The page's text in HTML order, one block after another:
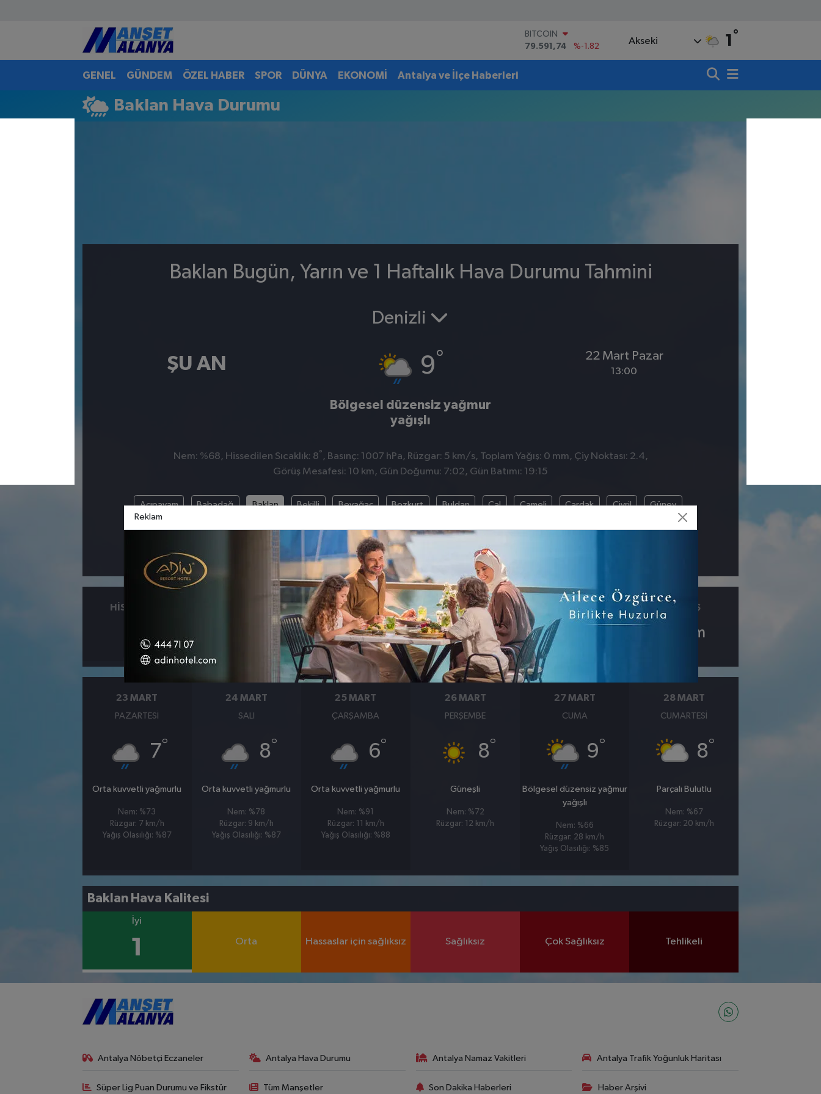
BITCOIN
79.591,74
%-1.82
DOLAR
Akseki 1 °
GENEL GÜNDEM ÖZEL HABER SPOR DÜNYA EKONOMİ Antalya ve İlçe Haberleri
Baklan Hava Durumu
Baklan Bugün, Yarın ve 1 Haftalık Hava Durumu Tahmini
ŞU AN
Denizli
9°
Bölgesel düzensiz yağmur
yağışlı
22 Mart Pazar
13:00
Nem: %68, Hissedilen Sıcaklık: 8° , Basınç: 1007 hPa, Rüzgar: 5 km/s, Toplam Yağış: 0 mm, Çiy Noktası: 2.4,
Görüş Mesafesi: 10 km, Gün Doğumu: 7:02, Gün Batımı: 19:15
Acıpayam Babadağ Baklan Bekilli Beyağaç Bozkurt Buldan Çal Çameli Çardak Çivril Güney
Honaz Kale Merkezefendi Pamukkale Sarayköy Serinhisar Tavas
HISSEDILEN BASINÇ
1007hpa
RÜZGAR
5km/s
ÇIY GÖRÜŞ
km
23 MART
PAZARTESI
7°
Orta kuvvetli yağmurlu
Nem: %73
Rüzgar: 7 km/h
Yağış Olasılığı: %87
24 MART
SALI
8°
Orta kuvvetli yağmurlu
Nem: %78
Rüzgar: 9 km/h
Yağış Olasılığı: %87
25 MART
ÇARŞAMBA
6°
Orta kuvvetli yağmurlu
Nem: %91
Rüzgar: 11 km/h
Yağış Olasılığı: %88
26 MART
PERŞEMBE
8°
Güneşli
Nem: %72
Rüzgar: 12 km/h
27 MART
CUMA
9°
Bölgesel düzensiz yağmur
yağışlı
Nem: %66
Rüzgar: 28 km/h
Yağış Olasılığı: %85
28 MART
CUMARTESI
8°
Parçalı Bulutlu
Nem: %67
Rüzgar: 20 km/h
Baklan Hava Kalitesi
İyi
1 Orta Hassaslar için sağlıksız Sağlıksız Çok Sağlıksız Tehlikeli
Antalya Nöbetçi Eczaneler Antalya Hava Durumu Antalya Namaz Vakitleri Antalya Trafik Yoğunluk Haritası
Süper Lig Puan Durumu ve Fikstür Tüm Manşetler Son Dakika Haberleri Haber Arşivi
Antalya Nöbetçi Eczaneler
Antalya Hava Durumu
Antalya Namaz Vakitleri
Reklam